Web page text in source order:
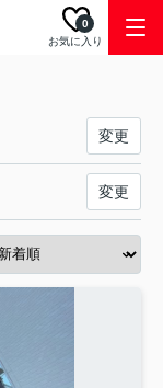
お気に入り
0
変更
変更